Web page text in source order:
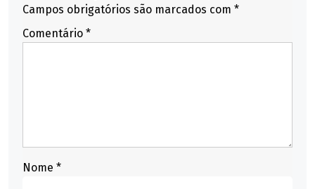
Campos obrigatórios são marcados com *
Comentário *
Nome *